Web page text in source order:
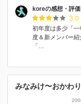
koreの感想・評価
3.0
初年度は多少「
度＆新メンバー
「…
みなみけ〜おかわ